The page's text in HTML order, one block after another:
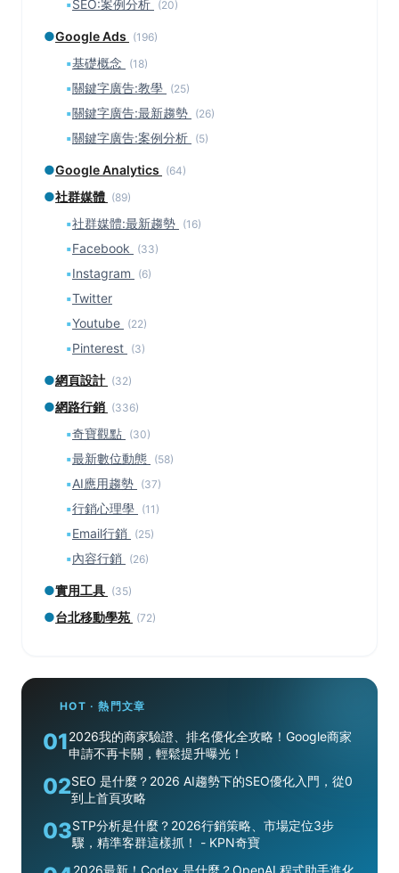
▪SEO:案例分析 (20)
●Google Ads (196)
▪基礎概念 (18)
▪關鍵字廣告:教學 (25)
▪關鍵字廣告:最新趨勢 (26)
▪關鍵字廣告:案例分析 (5)
●Google Analytics (64)
●社群媒體 (89)
▪社群媒體:最新趨勢 (16)
▪Facebook (33)
▪Instagram (6)
▪Twitter
▪Youtube (22)
▪Pinterest (3)
●網頁設計 (32)
●網路行銷 (336)
▪奇寶觀點 (30)
▪最新數位動態 (58)
▪AI應用趨勢 (37)
▪行銷心理學 (11)
▪Email行銷 (25)
▪內容行銷 (26)
●實用工具 (35)
●台北移動學苑 (72)
HOT · 熱門文章
012026我的商家驗證、排名優化全攻略！Google商家
申請不再卡關，輕鬆提升曝光！
02SEO 是什麼？2026 AI趨勢下的SEO優化入門，從0
到上首頁攻略
03STP分析是什麼？2026行銷策略、市場定位3步
驟，精準客群這樣抓！ - KPN奇寶
2026最新！Codex 是什麼？OpenAI 程式助手進化